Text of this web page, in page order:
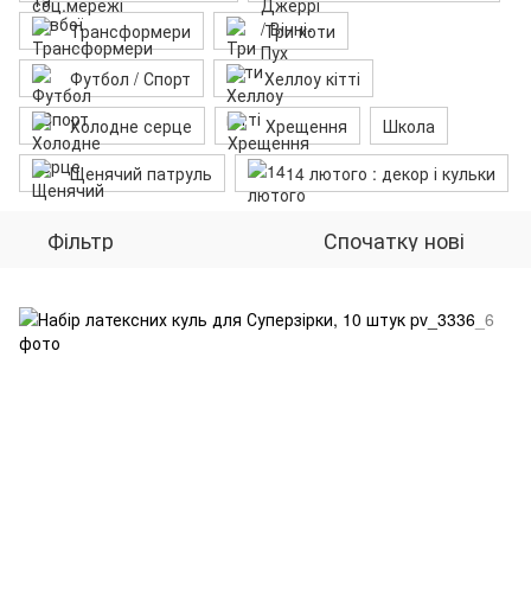
Трансформери
Три коти
Футбол / Спорт
Хеллоу кітті
Холодне серце
Хрещення
Школа
Щенячий патруль
14 лютого : декор і кульки
Фільтр Спочатку нові